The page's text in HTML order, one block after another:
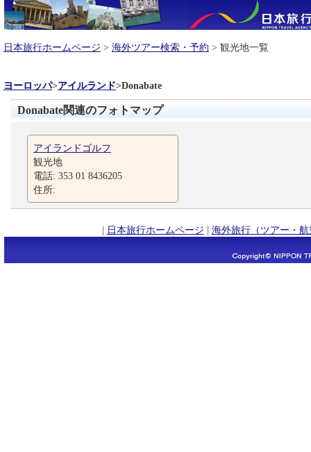
日本旅行ホームページ > 海外ツアー検索・予約 > 観光地一覧
ヨーロッパ>アイルランド>Donabate
Donabate関連のフォトマップ
アイランドゴルフ
観光地
電話: 353 01 8436205
住所:
| 日本旅行ホームページ | 海外旅行（ツアー・航